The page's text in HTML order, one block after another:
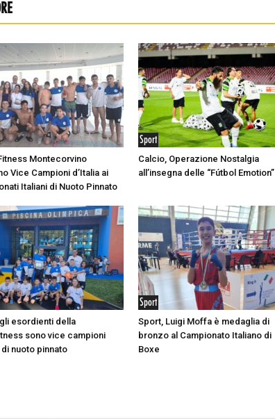
Montecorvino
Vice Campioni d’Italia ai
Italiani di Nuoto Pinnato
Sport
Calcio, Operazione Nostalgia
all’insegna delle “Fútbol Emotion”
esordienti della
sono vice campioni
di nuoto pinnato
Sport
Sport, Luigi Moffa è medaglia di
bronzo al Campionato Italiano di
Boxe